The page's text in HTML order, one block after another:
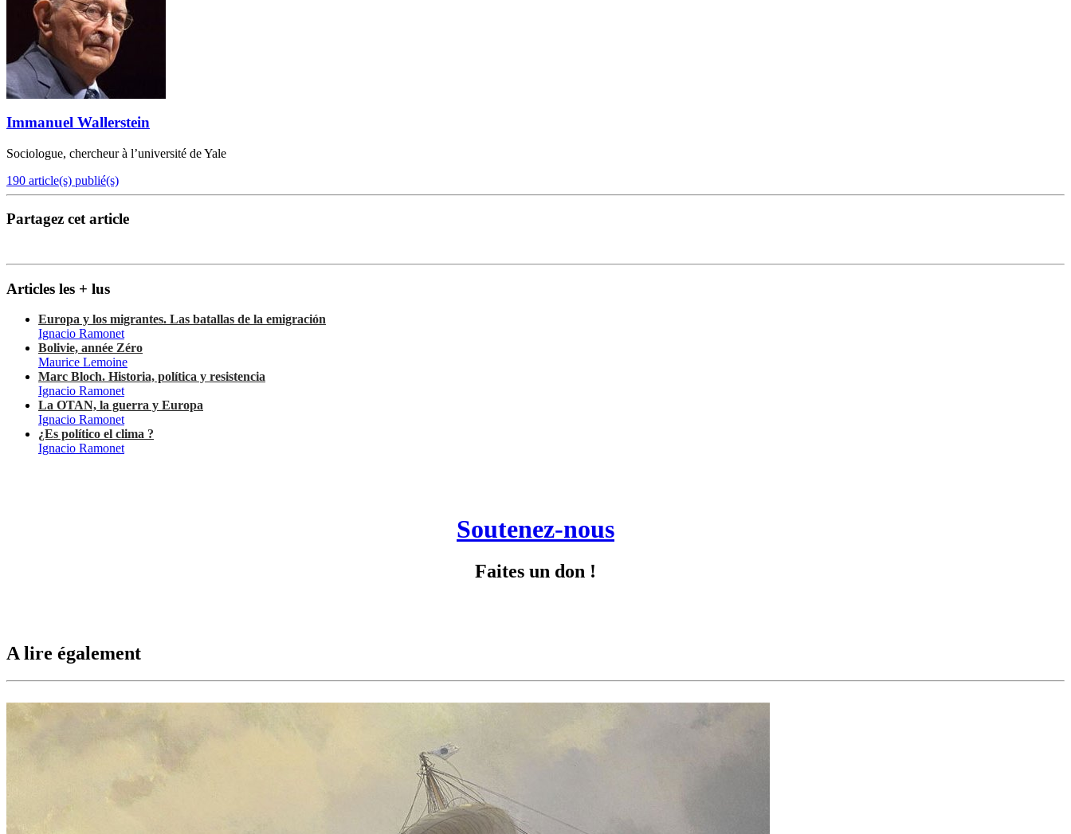
Immanuel Wallerstein
Sociologue, chercheur à l’université de Yale
190 article(s) publié(s)
Partagez cet article
Articles les + lus
Europa y los migrantes. Las batallas de la emigración
Ignacio Ramonet
Bolivie, année Zéro
Maurice Lemoine
Marc Bloch. Historia, política y resistencia
Ignacio Ramonet
La OTAN, la guerra y Europa
Ignacio Ramonet
¿Es político el clima ?
Ignacio Ramonet
Soutenez-nous
Faites un don !
A lire également